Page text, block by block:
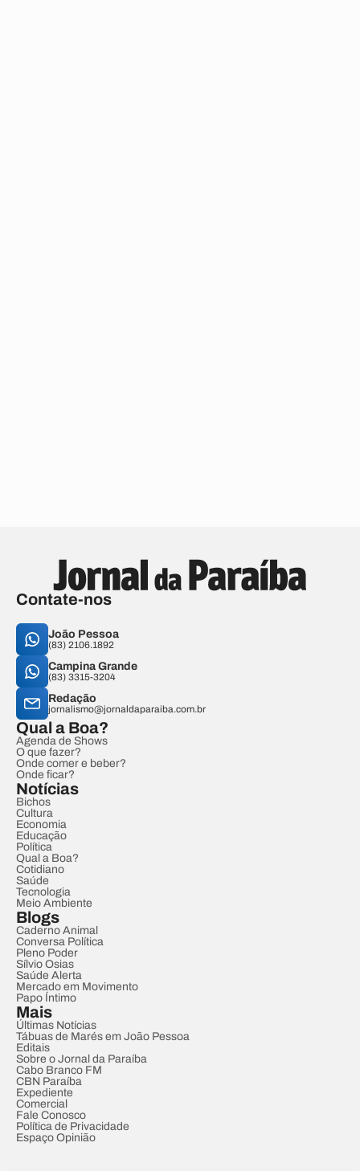
Contate-nos
João Pessoa
(83) 2106.1892
Campina Grande
(83) 3315-3204
Redação
jornalismo@jornaldaparaiba.com.br
Qual a Boa?
Agenda de Shows
O que fazer?
Onde comer e beber?
Onde ficar?
Notícias
Bichos
Cultura
Economia
Educação
Política
Qual a Boa?
Cotidiano
Saúde
Tecnologia
Meio Ambiente
Blogs
Caderno Animal
Conversa Política
Pleno Poder
Sílvio Osias
Saúde Alerta
Mercado em Movimento
Papo Íntimo
Mais
Últimas Notícias
Tábuas de Marés em João Pessoa
Editais
Sobre o Jornal da Paraíba
Cabo Branco FM
CBN Paraíba
Expediente
Comercial
Fale Conosco
Política de Privacidade
Espaço Opinião